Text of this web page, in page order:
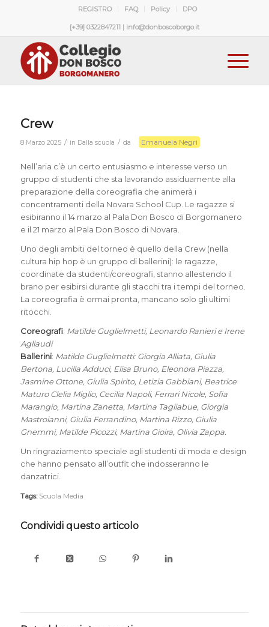
REGISTRO FAQ Policy DPO
[+39] 0322847211 | info@donboscoborgo.it
Crew
8 Marzo 2025 / in Dalla scuola / da Emanuela Negri
Nell’aria c’è un certo entusiasmo e interesse verso un
gruppo di studenti che sta lavorando assiduamente alla
preparazione della coreografia che animerà i
concentramenti della Novara School Cup. Le ragazze si
esibiranno il 14 marzo al Pala Don Bosco di Borgomanero
e il 21 marzo al Pala Don Bosco di Novara.
Uno degli ambiti del torneo è quello della Crew (nella
cultura hip hop è un gruppo di ballerini): le ragazze,
coordinate da studenti/coreografi, stanno allestendo il
brano per esibirsi durante gli stacchi tra i tempi del torneo.
La coreografia è ormai pronta, mancano solo gli ultimi
ritocchi.
Coreografi: Matilde Guglielmetti, Leonardo Ranieri e Irene
Agliaudi
Ballerini: Matilde Guglielmetti: Giorgia Alliata, Giulia
Bertona, Lucilla Adduci, Elisa Bruno, Eleonora Piazza,
Jasmine Ottone, Giulia Spirito, Letizia Gabbiani, Beatrice
Maturo Clelia Miglio, Cecilia Napoli, Ferrari Nicole, Sofia
Marangio, Martina Zanetta, Martina Tagliabue, Giorgia
Mastroianni, Giulia Ferrandino, Martina Rizzo, Giulia
Gnemmi, Matilde Picozzi, Martina Gioira, Olivia Zappa.
Un ringraziamento speciale agli studenti di moda e design
che hanno pensato all’outfit che indosseranno le
danzatrici.
Tags: Scuola Media
Condividi questo articolo